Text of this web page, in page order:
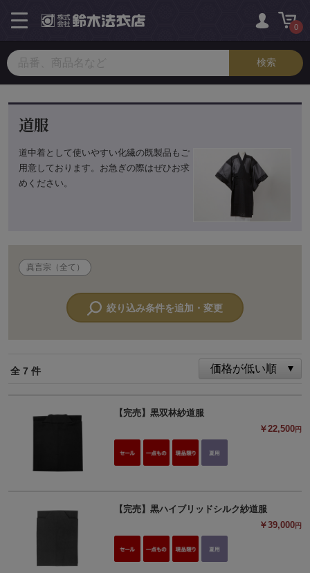
0
toggle
navigation
道服
道中着として使いやすい化繊の既製品もご
用意しております。お急ぎの際はぜひお求
めください。
真言宗（全て）
絞り込み条件を追加・変更
全 7 件
【完売】黒双林紗道服
￥22,500円
【完売】黒ハイブリッドシルク紗道服
￥39,000円